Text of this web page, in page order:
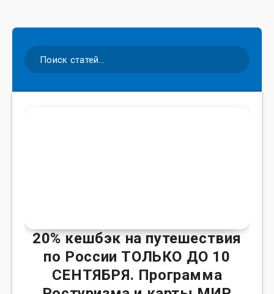
20% кешбэк на путешествия
по России ТОЛЬКО ДО 10
СЕНТЯБРЯ. Программа